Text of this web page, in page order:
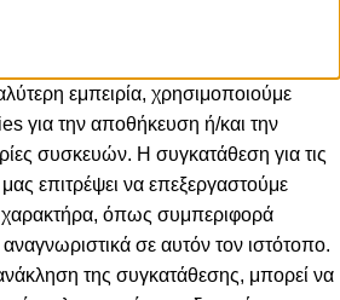
εμπειρία, χρησιμοποιούμε
για την αποθήκευση ή/και την
συσκευών. Η συγκατάθεση για τις
επιτρέψει να επεξεργαστούμε
όπως συμπεριφορά
σε αυτόν τον ιστότοπο.
της συγκατάθεσης, μπορεί να